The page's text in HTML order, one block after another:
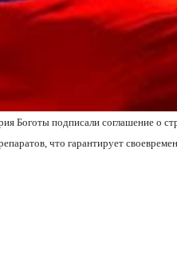
Боготы подписали соглашение о
что гарантирует